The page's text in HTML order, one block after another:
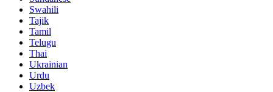
Swahili
Tajik
Tamil
Telugu
Thai
Ukrainian
Urdu
Uzbek